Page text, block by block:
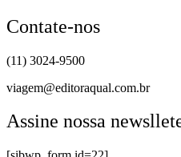
Contate-nos
(11) 3024-9500
viagem@editoraqual.com.br
Assine nossa